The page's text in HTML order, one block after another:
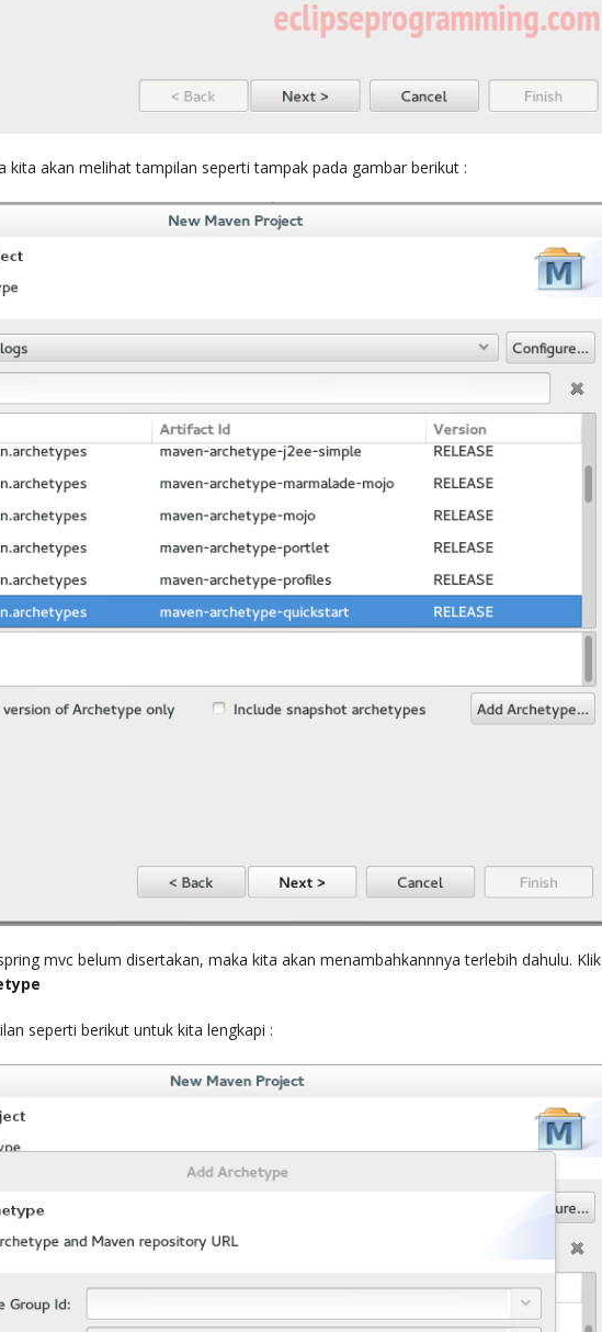
kita akan melihat tampilan seperti tampak pada gambar berikut :
mvc belum disertakan, maka kita akan menambahkannnya terlebih dahulu. Klik
seperti berikut untuk kita lengkapi :